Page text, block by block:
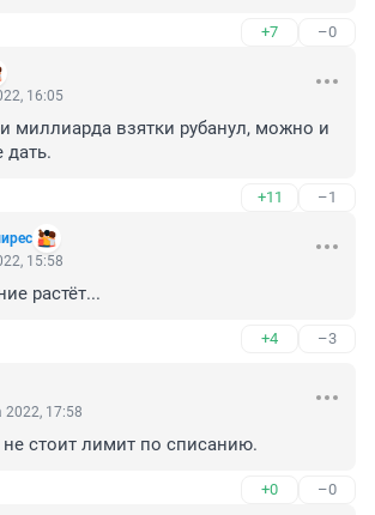
+7 –0
16:05
миллиарда взятки рубанул, можно и
дать.
+11 –1
15:58
растёт...
+4 –3
2022, 17:58
не стоит лимит по списанию.
+0 –0